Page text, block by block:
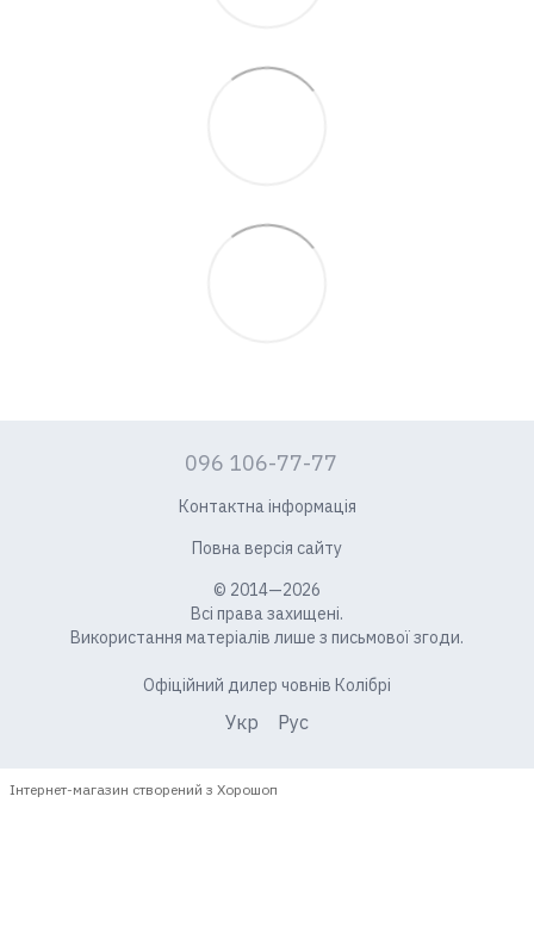
096 106-77-77
Контактна інформація
Повна версія сайту
© 2014—2026
Всі права захищені.
Використання матеріалів лише з письмової згоди.
Офіційний дилер човнів Колібрі
Укр Рус
Інтернет-магазин створений з Хорошоп